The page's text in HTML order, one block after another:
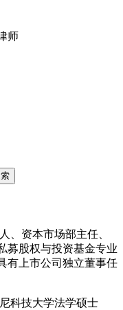
师
、资本市场部主任、
募股权与投资基金专业
有上市公司独立董事任
科技大学法学硕士